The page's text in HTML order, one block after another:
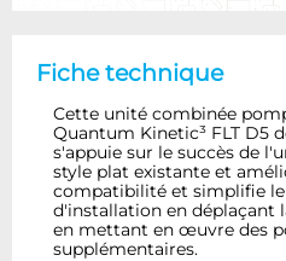
Fiche technique
Cette unité combinée
Quantum Kinetic³ FLT D5
s'appuie sur le succès de
style plat existante et
compatibilité et simplifie le
d'installation en déplaçant
en mettant en œuvre des
supplémentaires.